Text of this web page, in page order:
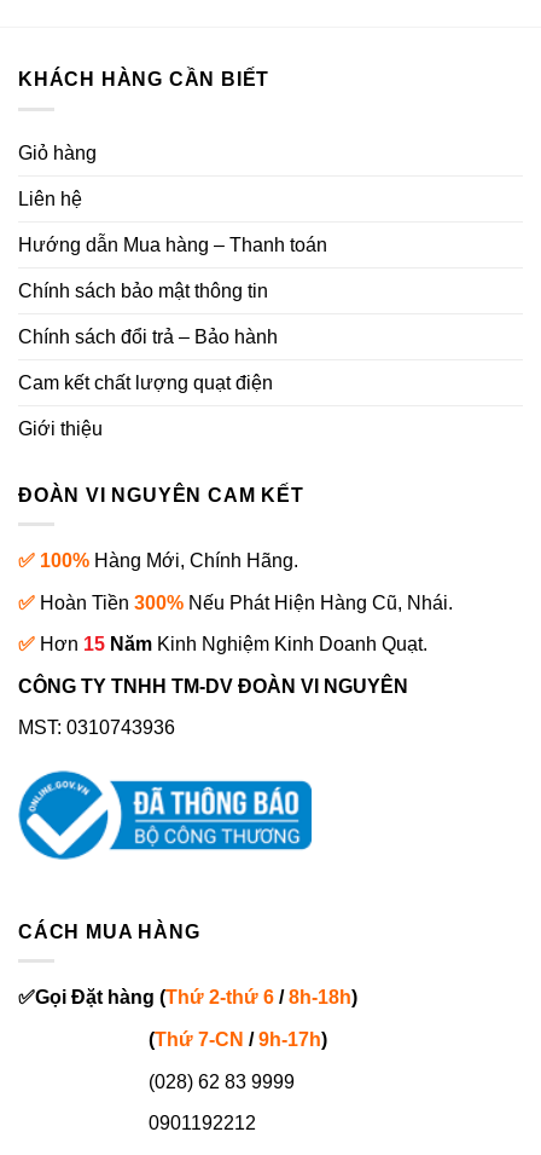
KHÁCH HÀNG CẦN BIẾT
Giỏ hàng
Liên hệ
Hướng dẫn Mua hàng – Thanh toán
Chính sách bảo mật thông tin
Chính sách đổi trả – Bảo hành
Cam kết chất lượng quạt điện
Giới thiệu
ĐOÀN VI NGUYÊN CAM KẾT
✅ 100% Hàng Mới, Chính Hãng.
✅ Hoàn Tiền 300% Nếu Phát Hiện Hàng Cũ, Nhái.
✅ Hơn 15 Năm Kinh Nghiệm Kinh Doanh Quạt.
CÔNG TY TNHH TM-DV ĐOÀN VI NGUYÊN
MST: 0310743936
CÁCH MUA HÀNG
✅Gọi Đặt hàng (Thứ 2-thứ 6 /8h-18h)
(Thứ 7-CN /9h-17h)
(028) 62 83 9999
0901192212